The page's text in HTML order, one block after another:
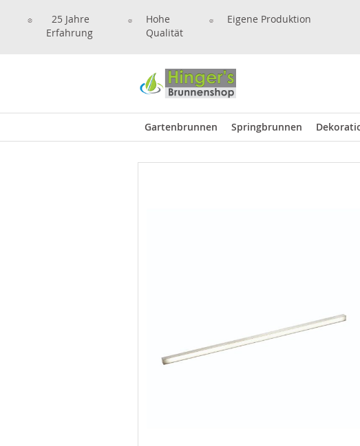
25 Jahre
Erfahrung
Hohe
Qualität
Eigene Produktion
Gartenbrunnen Springbrunnen